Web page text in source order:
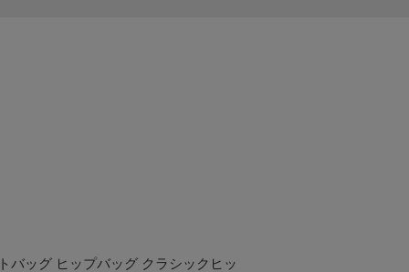
バッグ ヒップバッグ クラシックヒッ